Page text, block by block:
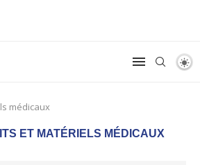
médicaux
ET MATÉRIELS MÉDICAUX